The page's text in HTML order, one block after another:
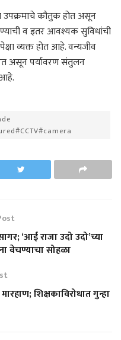
उपक्रमाचे कौतुक होत असून
व इतर आवश्यक सुविधांची
व्यक्त होत आहे. वन्यजीव
असून पर्यावरण संतुलन
‘आई राजा उदो उदो’च्या
वेचण्याचा सोहळा
शिक्षकाविरोधात गुन्हा